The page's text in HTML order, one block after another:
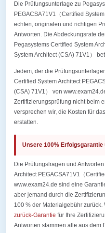
Die Prüfungsunterlage zu
PEGACSA71V1（Certified
echten, originalen und richtigen
Antworten. Die Abdeckungsrate
Pegasystems Certified System
System Architect (CSA) 71V1）
Jedem, der die
Certified System Architect
(CSA) 71V1） von
Zertifizierungsprüfung nicht beim
versprechen wir, die Kosten für
erstatten.
Unsere 100%
Die Prüfungsfragen und
Architect PEGACSA71V1（
www.exam24.de sind eine
aber jemand durch die
100 % der Materialgebühr
zurück-Garantie für Ihre
Antworten stammen alle aus dem